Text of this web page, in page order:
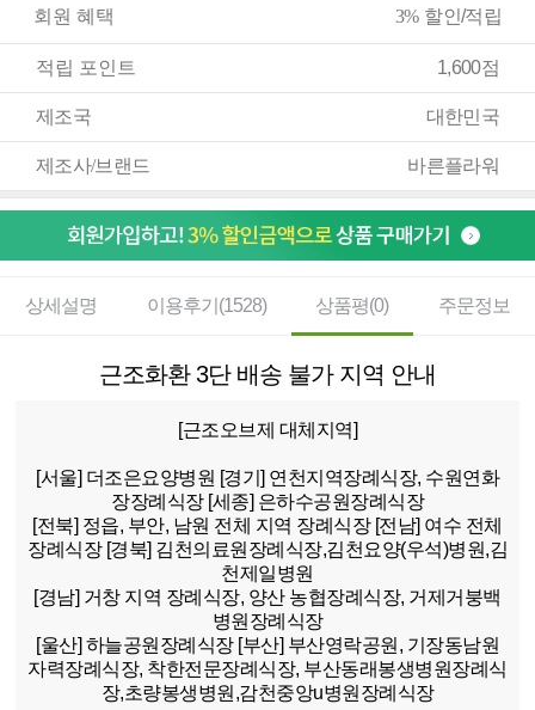
회원 혜택 3% 할인/적립
적립 포인트 1,600점
제조국 대한민국
제조사/브랜드 바른플라워
상세설명 이용후기(1528) 상품평(0) 주문정보
근조화환 3단 배송 불가 지역 안내
[근조오브제 대체지역]
[서울] 더조은요양병원 [경기] 연천지역장례식장, 수원연화
장장례식장 [세종] 은하수공원장례식장
[전북] 정읍, 부안, 남원 전체 지역 장례식장 [전남] 여수 전체
장례식장 [경북] 김천의료원장례식장,김천요양(우석)병원,김
천제일병원
[경남] 거창 지역 장례식장, 양산 농협장례식장, 거제거붕백
병원장례식장
[울산] 하늘공원장례식장 [부산] 부산영락공원, 기장동남원
자력장례식장, 착한전문장례식장, 부산동래봉생병원장례식
장,초량봉생병원,감천중앙u병원장례식장